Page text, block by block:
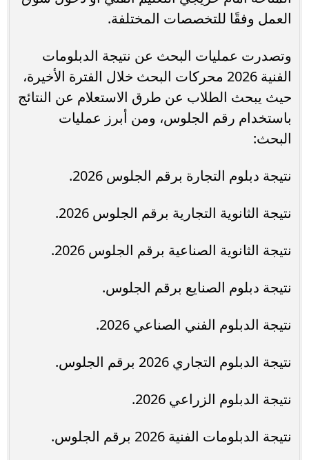
العمل وفقًا للتخصصات المختلفة.
وتصدرت عمليات البحث عن نتيجة الدبلومات
الفنية 2026 محركات البحث خلال الفترة الأخيرة،
حيث يبحث الطلاب عن طرق الاستعلام عن النتائج
باستخدام رقم الجلوس، ومن أبرز عمليات
البحث:
نتيجة دبلوم التجارة برقم الجلوس 2026.
نتيجة الثانوية التجارية برقم الجلوس 2026.
نتيجة الثانوية الصناعية برقم الجلوس 2026.
نتيجة دبلوم الصنايع برقم الجلوس.
نتيجة الدبلوم الفني الصناعي 2026.
نتيجة الدبلوم التجاري 2026 برقم الجلوس.
نتيجة الدبلوم الزراعي 2026.
نتيجة الدبلومات الفنية 2026 برقم الجلوس.